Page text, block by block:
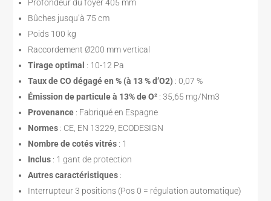
Profondeur du foyer 405 mm
Bûches jusqu’à 75 cm
Poids 100 kg
Raccordement Ø200 mm vertical
Tirage optimal : 10-12 Pa
Taux de CO dégagé en % (à 13 % d’O2) : 0,07 %
Émission de particule à 13% de O² : 35,65 mg/Nm3
Provenance : Fabriqué en Espagne
Normes : CE, EN 13229, ECODESIGN
Nombre de cotés vitrés : 1
Inclus : 1 gant de protection
Autres caractéristiques :
Interrupteur 3 positions (Pos 0 = régulation automatique)